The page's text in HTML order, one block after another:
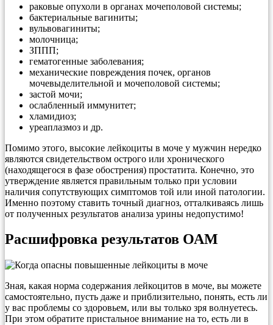
раковые опухоли в органах мочеполовой системы;
бактериальные вагиниты;
вульвовагиниты;
молочница;
ЗППП;
гематогенные заболевания;
механические повреждения почек, органов
мочевыделительной и мочеполовой системы;
застой мочи;
ослабленный иммунитет;
хламидиоз;
уреаплазмоз и др.
Помимо этого, высокие лейкоциты в моче у мужчин нередко
являются свидетельством острого или хронического
(находящегося в фазе обострения) простатита. Конечно, это
утверждение является правильным только при условии
наличия сопутствующих симптомов той или иной патологии.
Именно поэтому ставить точный диагноз, отталкиваясь лишь
от полученных результатов анализа урины недопустимо!
Расшифровка результатов ОАМ
Зная, какая норма содержания лейкоцитов в моче, вы можете
самостоятельно, пусть даже и приблизительно, понять, есть ли
у вас проблемы со здоровьем, или вы только зря волнуетесь.
При этом обратите пристальное внимание на то, есть ли в